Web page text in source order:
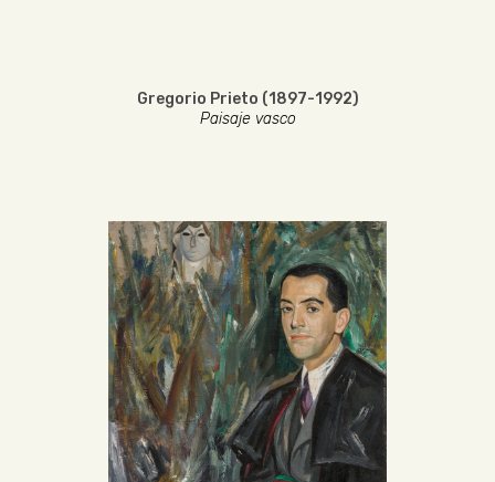
Gregorio Prieto (1897-1992)
Paisaje vasco